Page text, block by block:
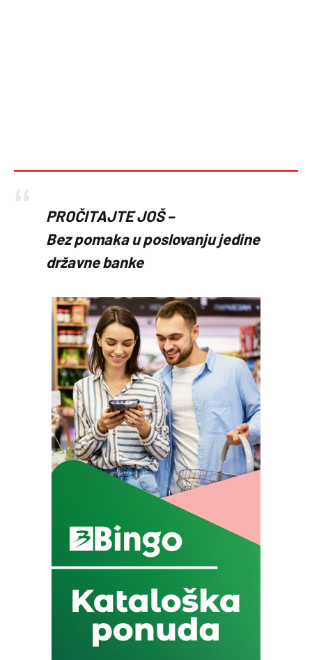
PROČITAJTE JOŠ –
Bez pomaka u poslovanju jedine
državne banke